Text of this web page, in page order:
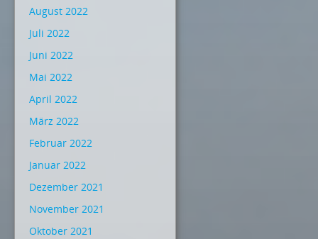
August 2022
Juli 2022
Juni 2022
Mai 2022
April 2022
März 2022
Februar 2022
Januar 2022
Dezember 2021
November 2021
Oktober 2021